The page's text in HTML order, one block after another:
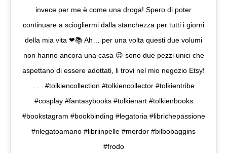
invece per me è come una droga! Spero di poter
continuare a sciogliermi dalla stanchezza per tutti i giorni
della mia vita ❤📚 Ah… per una volta questi due volumi
non hanno ancora una casa 😉 sono due pezzi unici che
aspettano di essere adottati, li trovi nel mio negozio Etsy!
. . . #tolkiencollection #tolkiencollector #tolkientribe
#cosplay #fantasybooks #tolkienart #tolkienbooks
#bookstagram #bookbinding #legatoria #librichepassione
#rilegatoamano #libriinpelle #mordor #bilbobaggins
#frodo